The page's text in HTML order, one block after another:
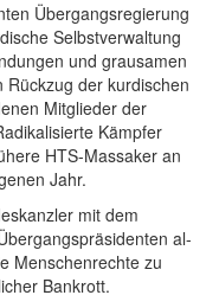
Übergangsregierung
Selbstverwaltung
und grausamen
der kurdischen
Mitglieder der
Kämpfer
HTS-Massaker an
Jahr.
mit dem
al-
Menschenrechte zu
Bankrott.